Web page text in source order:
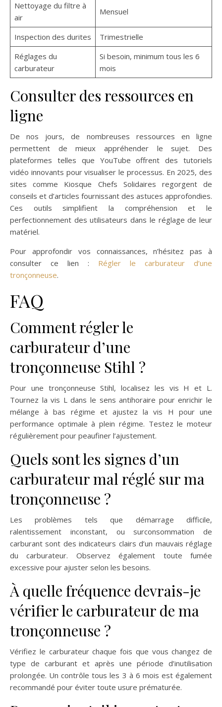
Nettoyage du filtre à
air
Mensuel
Inspection des durites
Trimestrielle
Réglages du
carburateur
Si besoin, minimum tous les 6
mois
Consulter des ressources en
ligne
De nos jours, de nombreuses ressources en ligne
permettent de mieux appréhender le sujet. Des
plateformes telles que YouTube offrent des tutoriels
vidéo innovants pour visualiser le processus. En 2025, des
sites comme Kiosque Chefs Solidaires regorgent de
conseils et d’articles fournissant des astuces approfondies.
Ces outils simplifient la compréhension et le
perfectionnement des utilisateurs dans le réglage de leur
matériel.
Pour approfondir vos connaissances, n’hésitez pas à
consulter ce lien : Régler le carburateur d’une
tronçonneuse.
FAQ
Comment régler le
carburateur d’une
tronçonneuse Stihl ?
Pour une tronçonneuse Stihl, localisez les vis H et L.
Tournez la vis L dans le sens antihoraire pour enrichir le
mélange à bas régime et ajustez la vis H pour une
performance optimale à plein régime. Testez le moteur
régulièrement pour peaufiner l’ajustement.
Quels sont les signes d’un
carburateur mal réglé sur ma
tronçonneuse ?
Les problèmes tels que démarrage difficile,
ralentissement inconstant, ou surconsommation de
carburant sont des indicateurs clairs d’un mauvais réglage
du carburateur. Observez également toute fumée
excessive pour ajuster selon les besoins.
À quelle fréquence devrais-je
vérifier le carburateur de ma
tronçonneuse ?
Vérifiez le carburateur chaque fois que vous changez de
type de carburant et après une période d’inutilisation
prolongée. Un contrôle tous les 3 à 6 mois est également
recommandé pour éviter toute usure prématurée.